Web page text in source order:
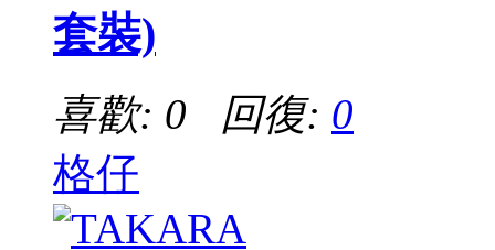
套裝)
喜歡: 0 回復: 0
格仔